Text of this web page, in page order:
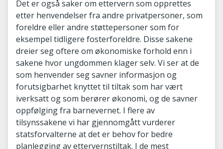
Det er også saker om ettervern som opprettes
etter henvendelser fra andre privatpersoner, som
foreldre eller andre støttepersoner som for
eksempel tidligere fosterforeldre. Disse sakene
dreier seg oftere om økonomiske forhold enn i
sakene hvor ungdommen klager selv. Vi ser at de
som henvender seg savner informasjon og
forutsigbarhet knyttet til tiltak som har vært
iverksatt og som berører økonomi, og de savner
oppfølging fra barnevernet. I flere av
tilsynssakene vi har gjennomgått vurderer
statsforvalterne at det er behov for bedre
planlegging av ettervernstiltak. I de mest